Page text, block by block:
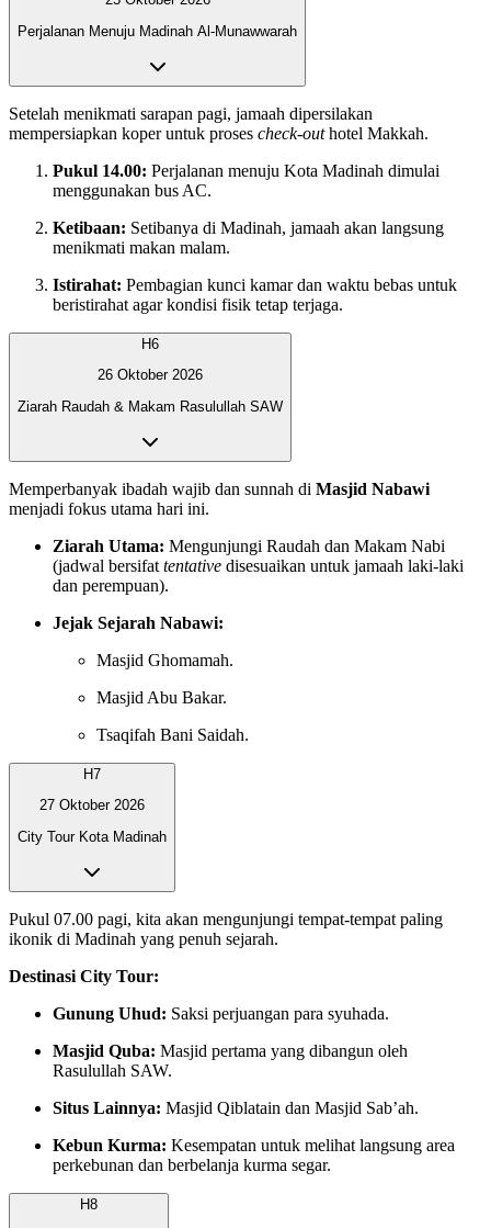
Perjalanan Menuju Madinah Al-Munawwarah
Setelah menikmati sarapan pagi, jamaah dipersilakan
mempersiapkan koper untuk proses check-outhotel Makkah.
Pukul 14.00: Perjalanan menuju Kota Madinah dimulai
menggunakan bus AC.
Ketibaan: Setibanya di Madinah, jamaah akan langsung
menikmati makan malam.
Istirahat: Pembagian kunci kamar dan waktu bebas untuk
beristirahat agar kondisi fisik tetap terjaga.
H6
26 Oktober 2026
Ziarah Raudah & Makam Rasulullah SAW
Memperbanyak ibadah wajib dan sunnah di Masjid Nabawi
menjadi fokus utama hari ini.
Ziarah Utama: Mengunjungi Raudah dan Makam Nabi
(jadwal bersifat tentative disesuaikan untuk jamaah laki-laki
dan perempuan).
Jejak Sejarah Nabawi:
Masjid Ghomamah.
Masjid Abu Bakar.
Tsaqifah Bani Saidah.
H7
27 Oktober 2026
City Tour Kota Madinah
Pukul 07.00 pagi, kita akan mengunjungi tempat-tempat paling
ikonik di Madinah yang penuh sejarah.
Destinasi City Tour:
Gunung Uhud: Saksi perjuangan para syuhada.
Masjid Quba: Masjid pertama yang dibangun oleh
Rasulullah SAW.
Situs Lainnya: Masjid Qiblatain dan Masjid Sab’ah.
Kebun Kurma: Kesempatan untuk melihat langsung area
perkebunan dan berbelanja kurma segar.
H8